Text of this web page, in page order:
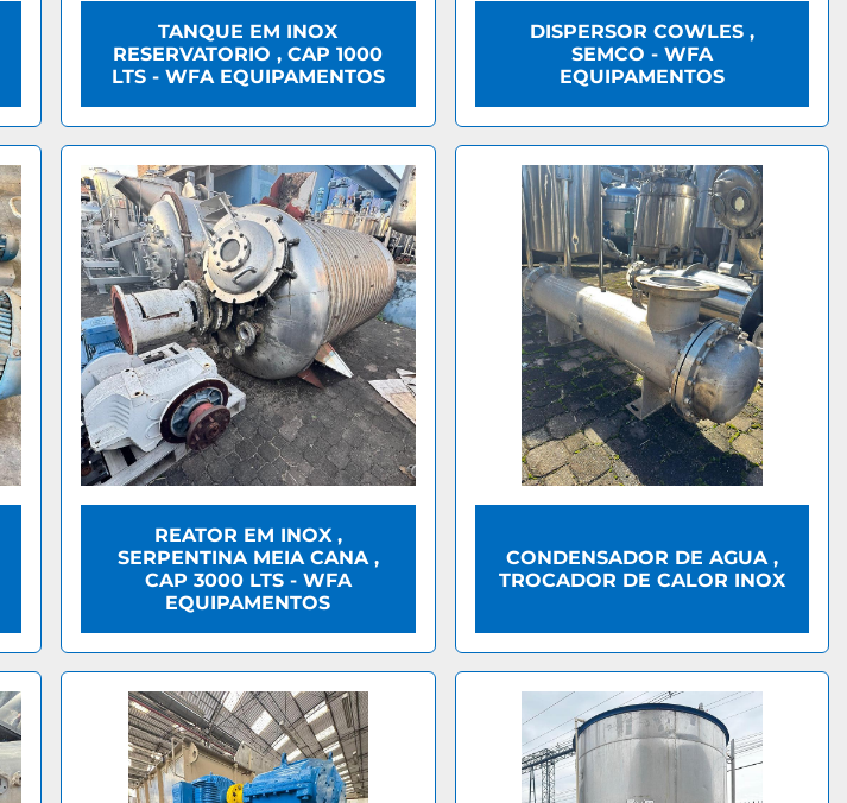
TANQUE EM INOX
RESERVATORIO , CAP 1000
LTS - WFA EQUIPAMENTOS
DISPERSOR COWLES ,
SEMCO - WFA
EQUIPAMENTOS
REATOR EM INOX ,
SERPENTINA MEIA CANA ,
CAP 3000 LTS - WFA
EQUIPAMENTOS
CONDENSADOR DE AGUA ,
TROCADOR DE CALOR INOX